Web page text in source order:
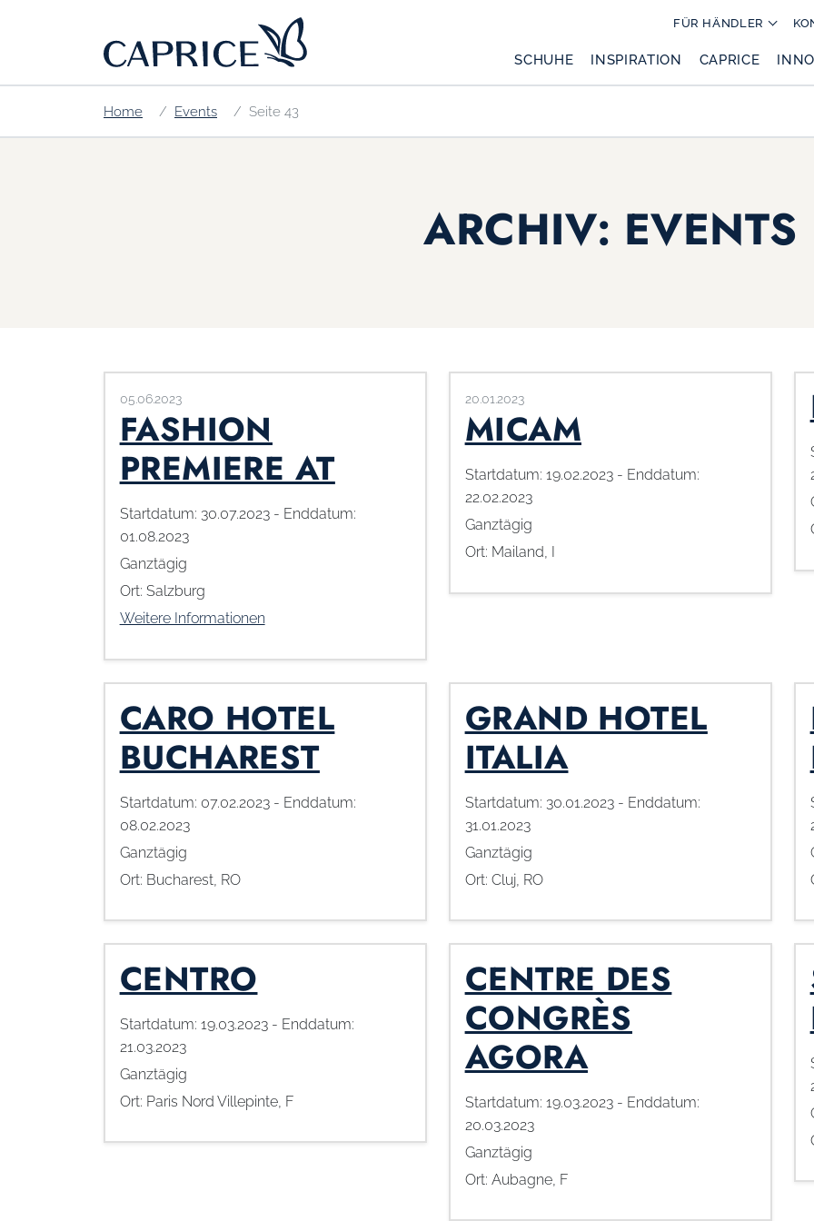
SCHUHE INSPIRATION CAPRICE
FÜR HÄNDLER
Home Events Seite 43
ARCHIV: EVENTS
05.06.2023
FASHION
PREMIERE AT
Startdatum: 30.07.2023- Enddatum:
01.08.2023
Ganztägig
Ort: Salzburg
Weitere Informationen
20.01.2023
MICAM
Startdatum: 19.02.2023- Enddatum:
22.02.2023
Ganztägig
Ort: Mailand, I
CARO HOTEL
BUCHAREST
Startdatum: 07.02.2023- Enddatum:
08.02.2023
Ganztägig
Ort: Bucharest, RO
GRAND HOTEL
ITALIA
Startdatum: 30.01.2023- Enddatum:
31.01.2023
Ganztägig
Ort: Cluj, RO
CENTRO
Startdatum: 19.03.2023- Enddatum:
21.03.2023
Ganztägig
Ort: Paris Nord Villepinte, F
CENTRE DES
CONGRÈS
AGORA
Startdatum: 19.03.2023- Enddatum:
20.03.2023
Ganztägig
Ort: Aubagne, F